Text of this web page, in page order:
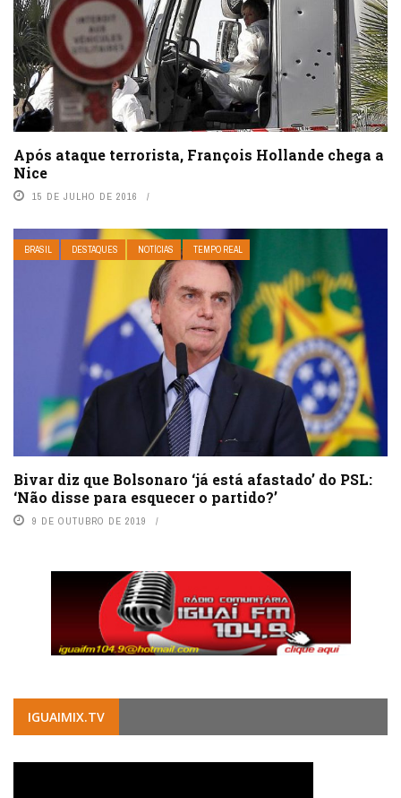
Após ataque terrorista, François Hollande chega a
Nice
15 DE JULHO DE 2016
BRASIL DESTAQUES NOTÍCIAS TEMPO REAL
Bivar diz que Bolsonaro ‘já está afastado’ do PSL:
‘Não disse para esquecer o partido?’
9 DE OUTUBRO DE 2019
IGUAIMIX.TV